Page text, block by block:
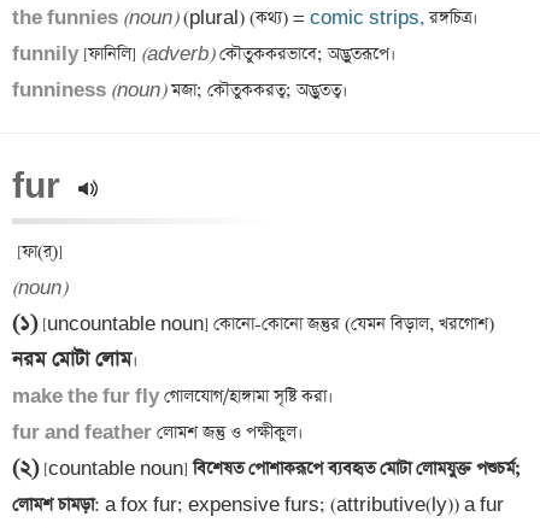
the funnies (noun) (plural) (কথ্য) = comic strips,
funnily [ফানিলি] (adverb)
funniness (noun)
fur
(noun)
(১)
নরম মোটা লোম
make the fur fly
fur and feather
(২) [countable noun] বিশেষত পোশাকরূপে ব্যবহৃত মোটা লোমযুক্ত পশুচর্ম;
লোমশ চামড়া: a fox fur; expensive furs; (attributive(ly)) a fur